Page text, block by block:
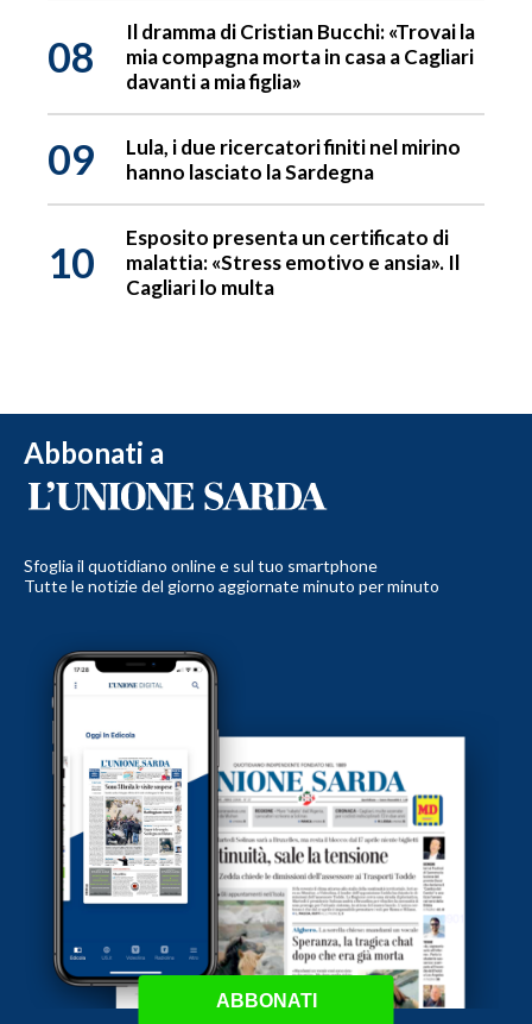
08
Il dramma di Cristian Bucchi: «Trovai la
mia compagna morta in casa a Cagliari
davanti a mia figlia»
09
Lula, i due ricercatori finiti nel mirino
hanno lasciato la Sardegna
10
Esposito presenta un certificato di
malattia: «Stress emotivo e ansia». Il
Cagliari lo multa
Abbonati a
Sfoglia il quotidiano online e sul tuo smartphone
Tutte le notizie del giorno aggiornate minuto per minuto
ABBONATI